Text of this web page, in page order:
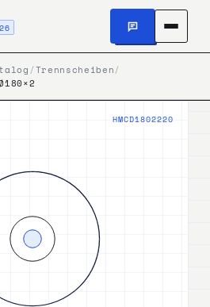
/Trennscheiben/
HMCD1802220